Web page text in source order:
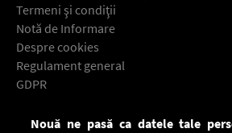
Termeni şi condiţii
Notă de Informare
Despre cookies
Regulament general
GDPR
Nouă ne pasă ca datele tale